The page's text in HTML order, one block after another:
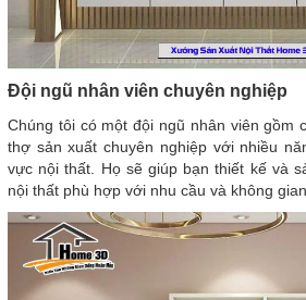
Đội ngũ nhân viên chuyên nghiệp
Chúng tôi có một đội ngũ nhân viên gồm
thợ sản xuất chuyên nghiệp với nhiều
vực nội thất. Họ sẽ giúp bạn thiết kế và
nội thất phù hợp với nhu cầu và không